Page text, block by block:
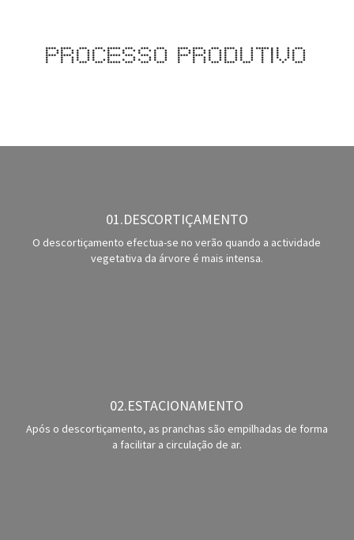
Processo Produtivo
01.DESCORTIÇAMENTO
O descortiçamento efectua-se no verão quando a actividade
vegetativa da árvore é mais intensa.
02.ESTACIONAMENTO
Após o descortiçamento, as pranchas são empilhadas de forma
a facilitar a circulação de ar.